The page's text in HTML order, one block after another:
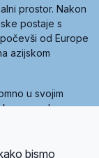
prostor. Nakon
postaje s
od Europe
azijskom
u svojim
krovne udruge
Family of
članica, među
bismo